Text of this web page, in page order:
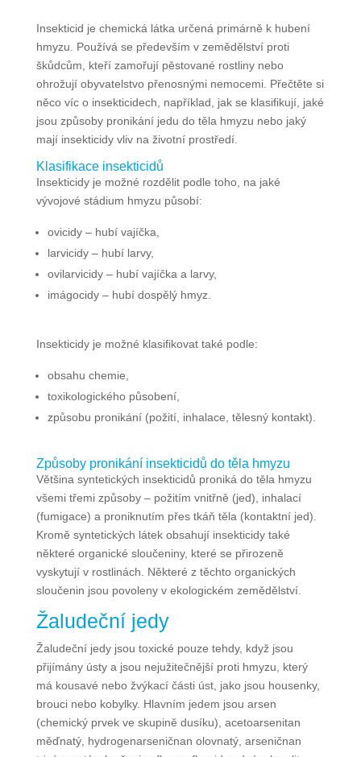
Insekticid je chemická látka určená primárně k hubení
hmyzu. Používá se především v zemědělství proti
škůdcům, kteří zamořují pěstované rostliny nebo
ohrožují obyvatelstvo přenosnými nemocemi. Přečtěte si
něco víc o insekticidech, například, jak se klasifikují, jaké
jsou způsoby pronikání jedu do těla hmyzu nebo jaký
mají insekticidy vliv na životní prostředí.
Klasifikace insekticidů
Insekticidy je možné rozdělit podle toho, na jaké
vývojové stádium hmyzu působí:
ovicidy – hubí vajíčka,
larvicidy – hubí larvy,
ovilarvicidy – hubí vajíčka a larvy,
imágocidy – hubí dospělý hmyz.
Insekticidy je možné klasifikovat také podle:
obsahu chemie,
toxikologického působení,
způsobu pronikání (požití, inhalace, tělesný kontakt).
Způsoby pronikání insekticidů do těla hmyzu
Většina syntetických insekticidů proniká do těla hmyzu
všemi třemi způsoby – požitím vnitřně (jed), inhalací
(fumigace) a proniknutím přes tkáň těla (kontaktní jed).
Kromě syntetických látek obsahují insekticidy také
některé organické sloučeniny, které se přirozeně
vyskytují v rostlinách. Některé z těchto organických
sloučenin jsou povoleny v ekologickém zemědělství.
Žaludeční jedy
Žaludeční jedy jsou toxické pouze tehdy, když jsou
přijímány ústy a jsou nejužitečnější proti hmyzu, který
má kousavé nebo žvýkací části úst, jako jsou housenky,
brouci nebo kobylky. Hlavním jedem jsou arsen
(chemický prvek ve skupině dusíku), acetoarsenitan
měďnatý, hydrogenarseničnan olovnatý, arseničnan